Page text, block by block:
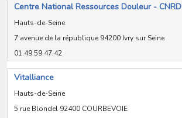
Centre National Ressources Douleur - CNRD
Hauts-de-Seine
7 avenue de la république 94200 Ivry sur Seine
01.49.59.47.42
Vitalliance
Hauts-de-Seine
5 rue Blondel 92400 COURBEVOIE